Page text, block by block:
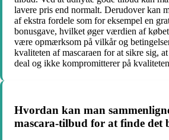
lavere pris end normalt. Derudover kan
af ekstra fordele som for eksempel en
bonusgave, hvilket øger værdien af
være opmærksom på vilkår og
kvaliteten af mascaraen for at sikre sig,
deal og ikke kompromitterer på
Hvordan kan man
mascara-tilbud for at finde det